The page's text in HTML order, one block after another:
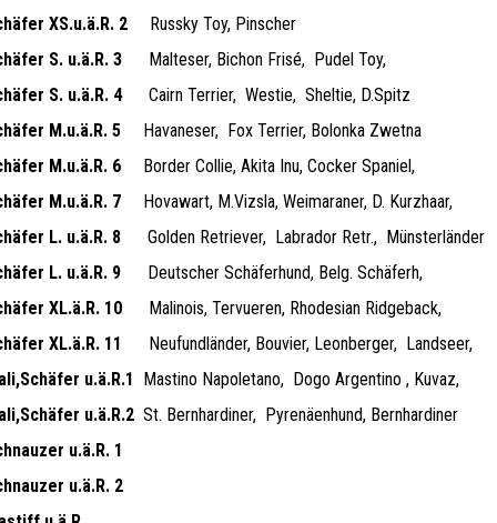
XS.u.ä.R. 2
Russky Toy, Pinscher
S. u.ä.R. 3
Malteser, Bichon Frisé, Pudel Toy,
S. u.ä.R. 4
Cairn Terrier, Westie, Sheltie, D.Spitz
M.u.ä.R. 5
Havaneser, Fox Terrier, Bolonka Zwetna
M.u.ä.R. 6
Border Collie, Akita Inu, Cocker Spaniel,
M.u.ä.R. 7
Hovawart, M.Vizsla, Weimaraner, D. Kurzhaar,
L. u.ä.R. 8
Golden Retriever, Labrador Retr., Münsterländer
L. u.ä.R. 9
Deutscher Schäferhund, Belg. Schäferh,
XL.ä.R. 10
Malinois, Tervueren, Rhodesian Ridgeback,
XL.ä.R. 11
Neufundländer, Bouvier, Leonberger, Landseer,
u.ä.R.1 Mastino Napoletano, Dogo Argentino , Kuvaz,
u.ä.R.2 St. Bernhardiner, Pyrenäenhund, Bernhardiner
u.ä.R. 1
u.ä.R. 2